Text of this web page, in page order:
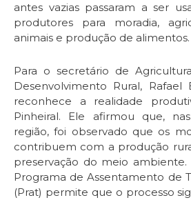
antes vazias passaram a ser
produtores para moradia,
animais e produção de alimentos.
Para o secretário de
Desenvolvimento Rural, Rafael
reconhece a realidade
Pinheiral. Ele afirmou que,
região, foi observado que os
contribuem com a produção
preservação do meio ambiente.
Programa de Assentamento de
(Prat) permite que o processo